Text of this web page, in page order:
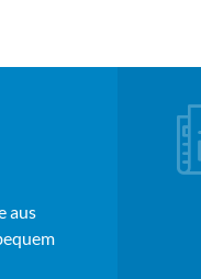
aus